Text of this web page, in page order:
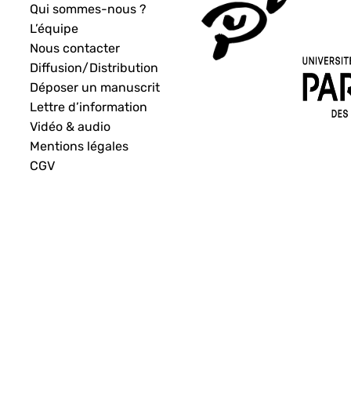
Qui sommes-nous ?
L’équipe
Nous contacter
Diffusion/Distribution
Déposer un manuscrit
Lettre d’information
Vidéo & audio
Mentions légales
CGV